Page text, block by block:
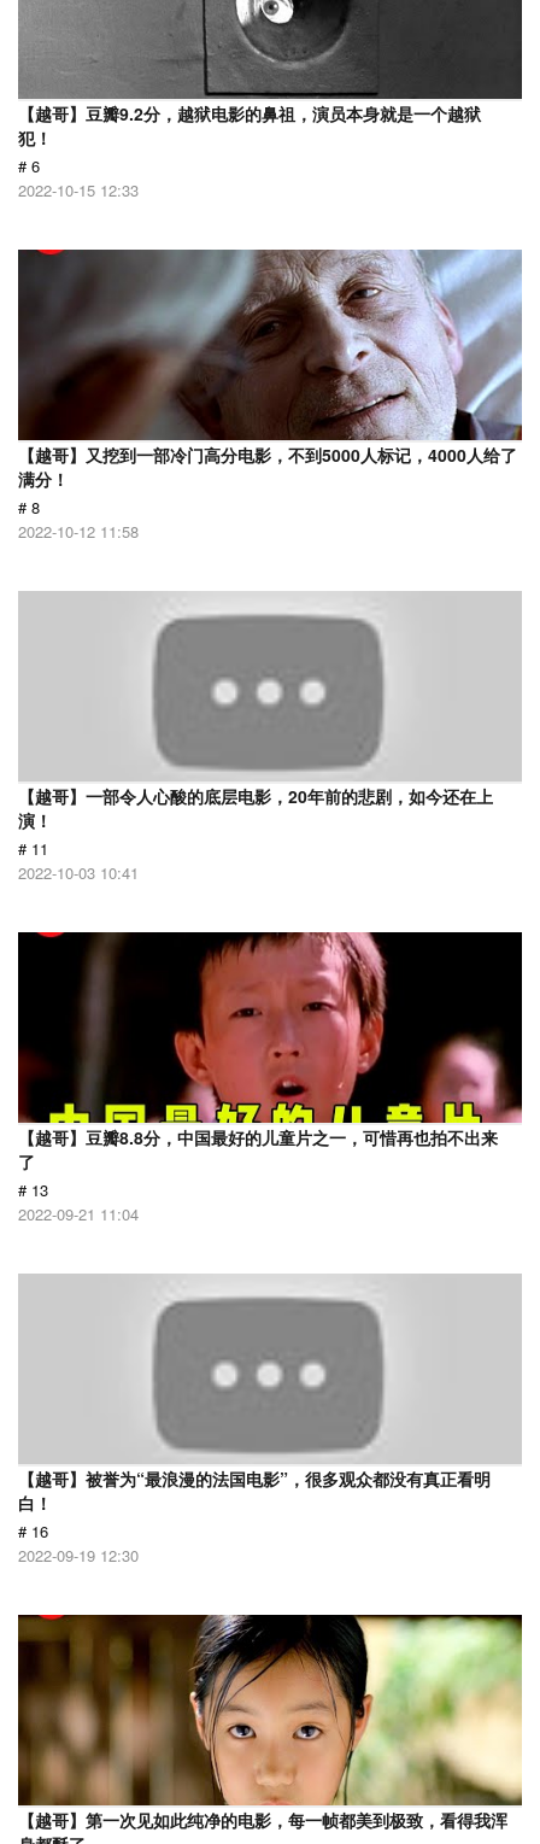
【越哥】豆瓣9.2分，越狱电影的鼻祖，演员本身就是一个越狱
犯！
# 6
2022-10-15 12:33
【越哥】又挖到一部冷门高分电影，不到5000人标记，4000人给了
满分！
# 8
2022-10-12 11:58
【越哥】一部令人心酸的底层电影，20年前的悲剧，如今还在上
演！
# 11
2022-10-03 10:41
【越哥】豆瓣8.8分，中国最好的儿童片之一，可惜再也拍不出来
了
# 13
2022-09-21 11:04
【越哥】被誉为“最浪漫的法国电影”，很多观众都没有真正看明
白！
# 16
2022-09-19 12:30
【越哥】第一次见如此纯净的电影，每一帧都美到极致，看得我浑